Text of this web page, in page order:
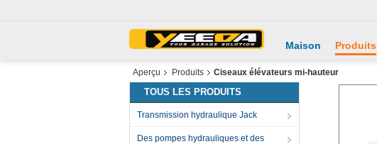
Maison Produits
Aperçu Produits Ciseaux élévateurs mi-hauteur
TOUS LES PRODUITS
Transmission hydraulique Jack
Des pompes hydrauliques et des